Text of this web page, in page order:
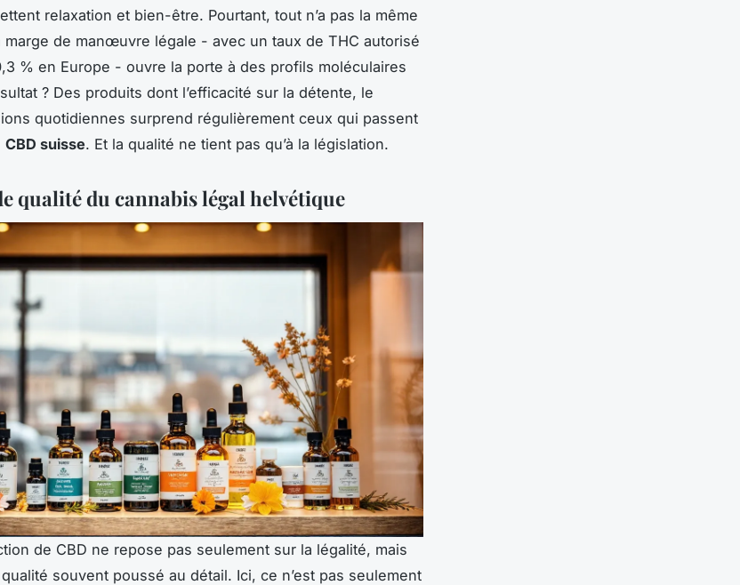
relaxation et bien-être. Pourtant, tout n’a pas la même
marge de manœuvre légale - avec un taux de THC autorisé
% en Europe - ouvre la porte à des profils moléculaires
? Des produits dont l’efficacité sur la détente, le
quotidiennes surprend régulièrement ceux qui passent
CBD suisse. Et la qualité ne tient pas qu’à la législation.
qualité du cannabis légal helvétique
de CBD ne repose pas seulement sur la légalité, mais
souvent poussé au détail. Ici, ce n’est pas seulement